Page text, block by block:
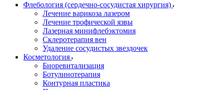
Флебология (сердечно-сосудистая хирургия)
Лечение варикоза лазером
Лечение трофической язвы
Лазерная минифлебэктомия
Cклеротерапия вен
Удаление сосудистых звездочек
Косметология
Биоревитализация
Ботулинотерапия
Контурная пластика